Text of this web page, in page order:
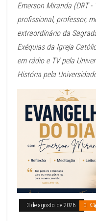
Emerson Miranda (DRT
profissional, professor,
extraordinário da
Exéquias da Igreja
em rádio e TV pela
História pela
3 de agosto de 2026 0